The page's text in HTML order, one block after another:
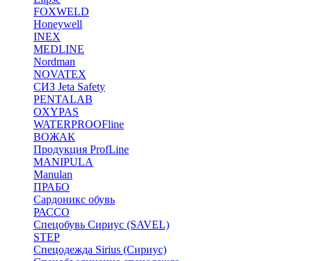
FOXWELD
Honeywell
INEX
MEDLINE
Nordman
NOVATEX
СИЗ Jeta Safety
PENTALAB
OXYPAS
WATERPROOFline
ВОЖАК
Продукция ProfLine
MANIPULA
Manulan
ПРАБО
Сардоникс обувь
РАССО
Спецобувь Сириус (SAVEL)
STEP
Спецодежда Sirius (Сириус)